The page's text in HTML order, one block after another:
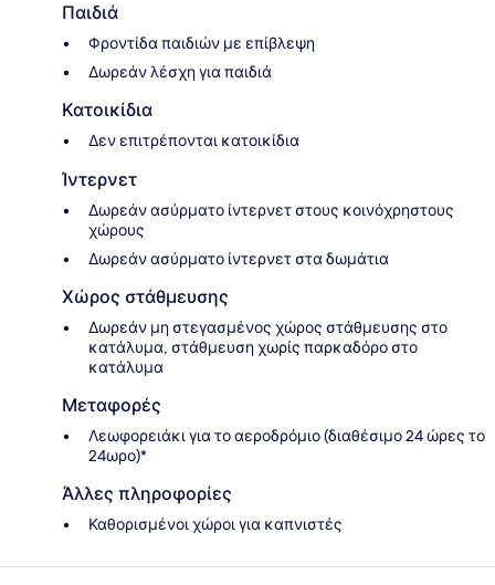
Παιδιά
Φροντίδα παιδιών με επίβλεψη
Δωρεάν λέσχη για παιδιά
Κατοικίδια
Δεν επιτρέπονται κατοικίδια
Ίντερνετ
Δωρεάν ασύρματο ίντερνετ στους κοινόχρηστους
χώρους
Δωρεάν ασύρματο ίντερνετ στα δωμάτια
Χώρος στάθμευσης
Δωρεάν μη στεγασμένος χώρος στάθμευσης στο
κατάλυμα, στάθμευση χωρίς παρκαδόρο στο
κατάλυμα
Μεταφορές
Λεωφορειάκι για το αεροδρόμιο (διαθέσιμο 24 ώρες το
24ωρο)*
Άλλες πληροφορίες
Καθορισμένοι χώροι για καπνιστές